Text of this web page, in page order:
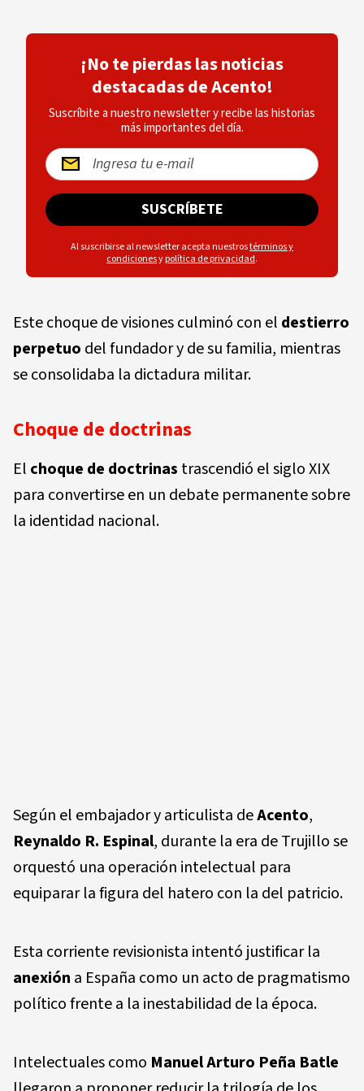
¡No te pierdas las noticias
destacadas de Acento!
Suscríbite a nuestro newsletter y recibe las historias
más importantes del día.
SUSCRÍBETE
Al suscribirse al newsletter acepta nuestrostérminos y
condicionesypolítica de privacidad.
Este choque de visiones culminó con el destierro
perpetuo del fundador y de su familia, mientras
se consolidaba la dictadura militar.
Choque de doctrinas
El choque de doctrinas trascendió el siglo XIX
para convertirse en un debate permanente sobre
la identidad nacional.
Según el embajador y articulista deAcento,
Reynaldo R. Espinal, durante la era de Trujillo se
orquestó una operación intelectual para
equiparar la figura del hatero con la del patricio.
Esta corriente revisionista intentó justificar la
anexión a España como un acto de pragmatismo
político frente a la inestabilidad de la época.
Intelectuales como Manuel Arturo Peña Batle